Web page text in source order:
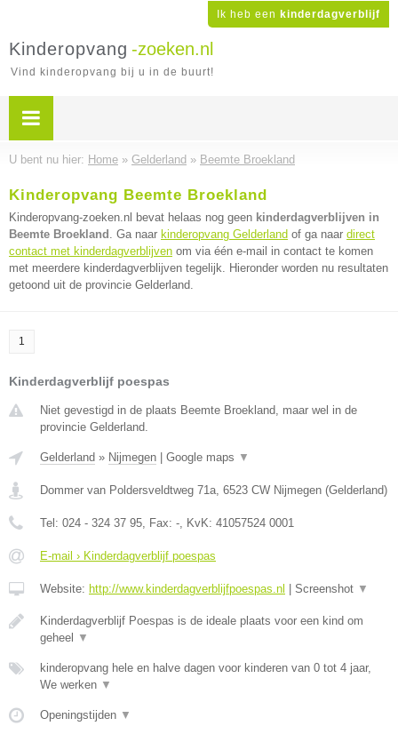
Ik heb een kinderdagverblijf
Kinderopvang -zoeken.nl
Vind kinderopvang bij u in de buurt!
U bent nu hier: Home » Gelderland » Beemte Broekland
Kinderopvang Beemte Broekland
Kinderopvang-zoeken.nl bevat helaas nog geen kinderdagverblijven in
Beemte Broekland . Ga naar kinderopvang Gelderland of ga naar direct
contact met kinderdagverblijven om via één e-mail in contact te komen
met meerdere kinderdagverblijven tegelijk. Hieronder worden nu resultaten
getoond uit de provincie Gelderland.
1
Kinderdagverblijf poespas
Niet gevestigd in de plaats Beemte Broekland, maar wel in de
provincie Gelderland.
Gelderland » Nijmegen Google maps ▼
Dommer van Poldersveldtweg 71a, 6523 CW Nijmegen (Gelderland)
Tel: 024 - 324 37 95, Fax: -, KvK: 41057524 0001
E-mail › Kinderdagverblijf poespas
Website: http://www.kinderdagverblijfpoespas.nl Screenshot ▼
Kinderdagverblijf Poespas is de ideale plaats voor een kind om
geheel
▼
kinderopvang hele en halve dagen voor kinderen van 0 tot 4 jaar,
We werken ▼
Openingstijden ▼